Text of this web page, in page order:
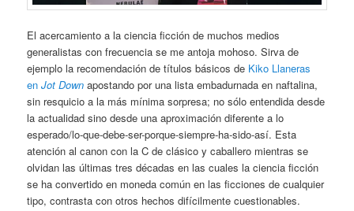
El acercamiento a la ciencia ficción de muchos medios
generalistas con frecuencia se me antoja mohoso. Sirva de
ejemplo la recomendación de títulos básicos de Kiko Llaneras
enJot Down apostando por una lista embadurnada en naftalina,
sin resquicio a la más mínima sorpresa; no sólo entendida desde
la actualidad sino desde una aproximación diferente a lo
esperado/lo-que-debe-ser-porque-siempre-ha-sido-así. Esta
atención al canon con la C de clásico y caballero mientras se
olvidan las últimas tres décadas en las cuales la ciencia ficción
se ha convertido en moneda común en las ficciones de cualquier
tipo, contrasta con otros hechos difícilmente cuestionables.